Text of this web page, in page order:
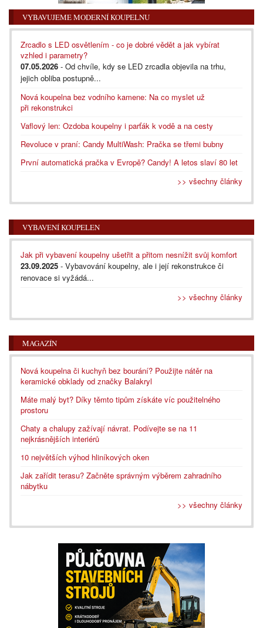
VYBAVUJEME MODERNÍ KOUPELNU
Zrcadlo s LED osvětlením - co je dobré vědět a jak vybírat
vzhled i parametry?
07.05.2026 - Od chvíle, kdy se LED zrcadla objevila na trhu,
jejich obliba postupně...
Nová koupelna bez vodního kamene: Na co myslet už
při rekonstrukci
Vaflový len: Ozdoba koupelny i parťák k vodě a na cesty
Revoluce v praní: Candy MultiWash: Pračka se třemi bubny
První automatická pračka v Evropě? Candy! A letos slaví 80 let
>> všechny články
VYBAVENÍ KOUPELEN
Jak při vybavení koupelny ušetřit a přitom nesnížit svůj komfort
23.09.2025 - Vybavování koupelny, ale i její rekonstrukce či
renovace si vyžádá...
>> všechny články
MAGAZÍN
Nová koupelna či kuchyň bez bourání? Použijte nátěr na
keramické obklady od značky Balakryl
Máte malý byt? Díky těmto tipům získáte víc použitelného
prostoru
Chaty a chalupy zažívají návrat. Podívejte se na 11
nejkrásnějších interiérů
10 největších výhod hliníkových oken
Jak zařídit terasu? Začněte správným výběrem zahradního
nábytku
>> všechny články